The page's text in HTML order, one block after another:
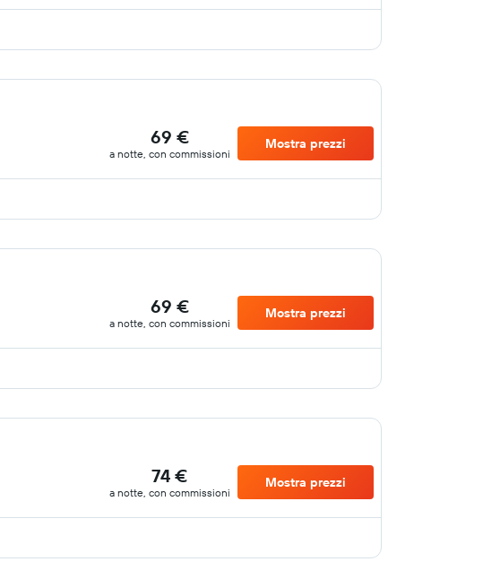
69 €
a notte, con commissioni
Mostra prezzi
69 €
a notte, con commissioni
Mostra prezzi
74 €
a notte, con commissioni
Mostra prezzi